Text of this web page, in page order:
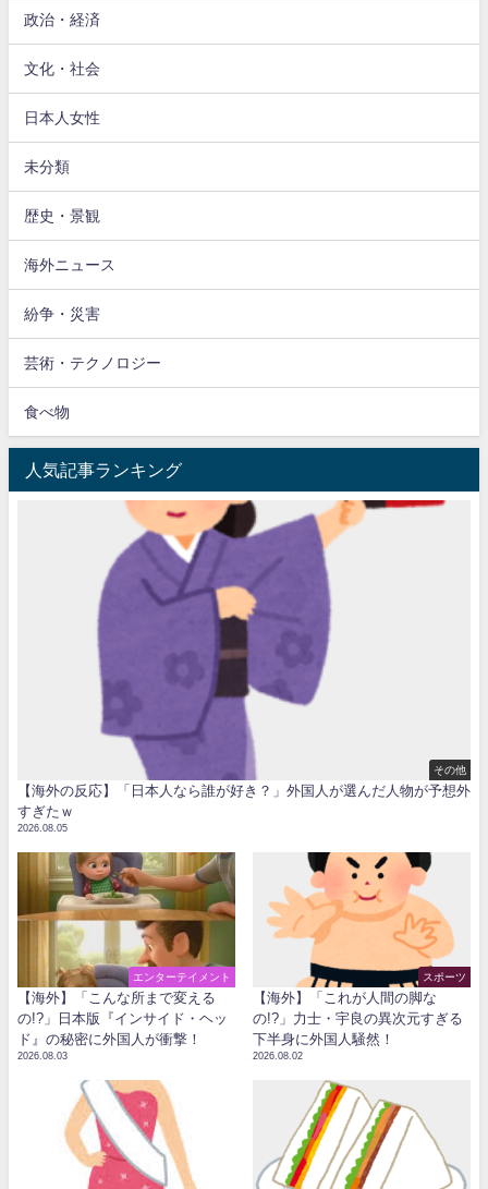
政治・経済
文化・社会
日本人女性
未分類
歴史・景観
海外ニュース
紛争・災害
芸術・テクノロジー
食べ物
人気記事ランキング
その他
【海外の反応】「日本人なら誰が好き？」外国人が選んだ人物が予想外
すぎたｗ
2026.08.05
エンターテイメント
【海外】「こんな所まで変える
の!?」日本版『インサイド・ヘッ
ド』の秘密に外国人が衝撃！
2026.08.03
スポーツ
【海外】「これが人間の脚な
の!?」力士・宇良の異次元すぎる
下半身に外国人騒然！
2026.08.02